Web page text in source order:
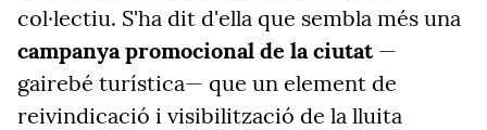
col·lectiu. S'ha dit d'ella que sembla més una
campanya promocional de la ciutat—
gairebé turística— que un element de
reivindicació i visibilització de la lluita